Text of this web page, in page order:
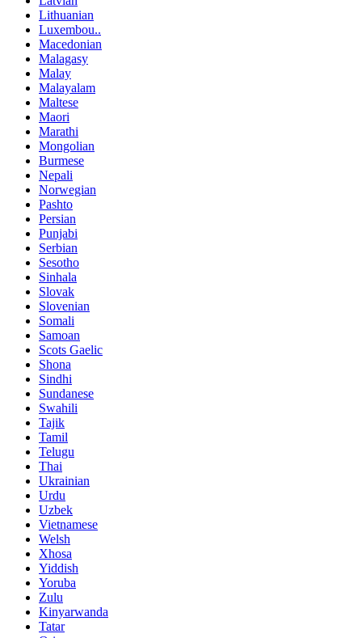
Lithuanian
Luxembou..
Macedonian
Malagasy
Malay
Malayalam
Maltese
Maori
Marathi
Mongolian
Burmese
Nepali
Norwegian
Pashto
Persian
Punjabi
Serbian
Sesotho
Sinhala
Slovak
Slovenian
Somali
Samoan
Scots Gaelic
Shona
Sindhi
Sundanese
Swahili
Tajik
Tamil
Telugu
Thai
Ukrainian
Urdu
Uzbek
Vietnamese
Welsh
Xhosa
Yiddish
Yoruba
Zulu
Kinyarwanda
Tatar